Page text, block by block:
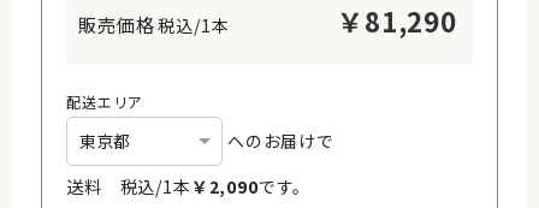
税込/1本 ￥81,290
配送エリア
へのお届けで
送料 税込/1本 ￥ 2,090です。